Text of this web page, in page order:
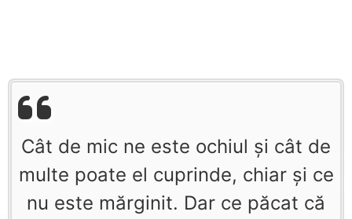
Cât de mic ne este ochiul şi cât de
multe poate el cuprinde, chiar şi ce
nu este mărginit. Dar ce păcat că